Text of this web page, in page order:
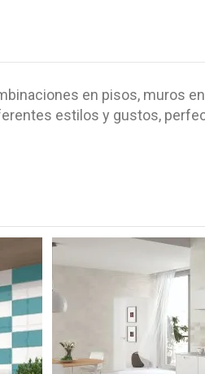
en pisos, muros
estilos y gustos,